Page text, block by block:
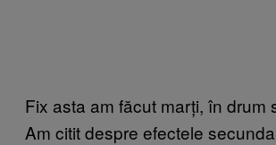
Fix asta am făcut marți, în drum
Am citit despre efectele